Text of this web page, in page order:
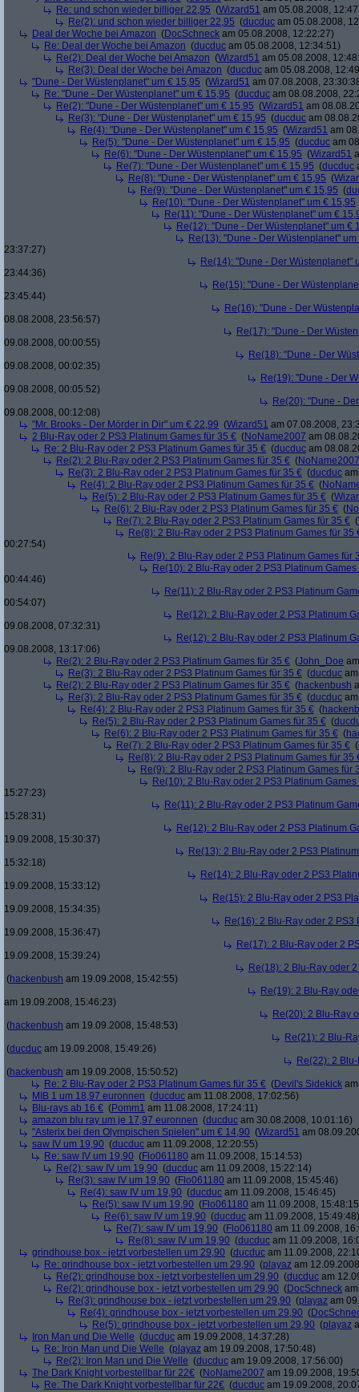
Re: und schon wieder billiger 22,95 (Wizard51 am 05.08.2008,
Re(2): und schon wieder billiger 22,95 (ducduc am 05.08.2008,
Deal der Woche bei Amazon (DocSchneck am 05.08.2008, 12:22:27)
Re: Deal der Woche bei Amazon (ducduc am 05.08.2008, 12:34:51)
Re(2): Deal der Woche bei Amazon (Wizard51 am 05.08.2008,
Re(3): Deal der Woche bei Amazon (ducduc am 05.08.2008,
"Dune - Der Wüstenplanet" um € 15,95 (Wizard51 am 07.08.2008,
Re: "Dune - Der Wüstenplanet" um € 15,95 (ducduc am 08.08.2008,
Re(2): "Dune - Der Wüstenplanet" um € 15,95 (Wizard51 am
Re(3): "Dune - Der Wüstenplanet" um € 15,95 (ducduc am
Re(4): "Dune - Der Wüstenplanet" um € 15,95 (Wizard51 am
Re(5): "Dune - Der Wüstenplanet" um € 15,95 (ducduc am
Re(6): "Dune - Der Wüstenplanet" um € 15,95 (Wizard51
Re(7): "Dune - Der Wüstenplanet" um € 15,95 (ducduc
Re(8): "Dune - Der Wüstenplanet" um € 15,95 (
Re(9): "Dune - Der Wüstenplanet" um € 15,95 (
Re(10): "Dune - Der Wüstenplanet" um € 15,95
Re(11): "Dune - Der Wüstenplanet" um €
Re(12): "Dune - Der Wüstenplanet" um €
Re(13): "Dune - Der Wüstenplanet"
23:37:27)
Re(14): "Dune - Der Wüstenplanet"
23:44:36)
Re(15): "Dune - Der
23:45:44)
Re(16): "Dune - Der
08.08.2008, 23:56:57)
Re(17): "Dune - Der
09.08.2008, 00:00:55)
Re(18): "Dune - Der
09.08.2008, 00:02:35)
Re(19): "Dune - Der
09.08.2008, 00:05:52)
Re(20): "Dune -
09.08.2008, 00:12:08)
"Mr. Brooks - Der Mörder in Dir" um € 22,99 (Wizard51 am 07.08.2008,
2 Blu-Ray oder 2 PS3 Platinum Games für 35 € (NoName2007 am
Re: 2 Blu-Ray oder 2 PS3 Platinum Games für 35 € (ducduc am
Re(2): 2 Blu-Ray oder 2 PS3 Platinum Games für 35 € (NoName2007
Re(3): 2 Blu-Ray oder 2 PS3 Platinum Games für 35 € (ducduc
Re(4): 2 Blu-Ray oder 2 PS3 Platinum Games für 35 € (
Re(5): 2 Blu-Ray oder 2 PS3 Platinum Games für 35 € (
Re(6): 2 Blu-Ray oder 2 PS3 Platinum Games für 35 € (
Re(7): 2 Blu-Ray oder 2 PS3 Platinum Games für 35 € (
Re(8): 2 Blu-Ray oder 2 PS3 Platinum Games für 35
00:27:54)
Re(9): 2 Blu-Ray oder 2 PS3 Platinum Games für
Re(10): 2 Blu-Ray oder 2 PS3 Platinum Games
00:44:46)
Re(11): 2 Blu-Ray oder 2 PS3 Platinum
00:54:07)
Re(12): 2 Blu-Ray oder 2 PS3 Platinum
09.08.2008, 07:32:31)
Re(12): 2 Blu-Ray oder 2 PS3 Platinum
09.08.2008, 13:17:06)
Re(2): 2 Blu-Ray oder 2 PS3 Platinum Games für 35 € (John_Doe
Re(3): 2 Blu-Ray oder 2 PS3 Platinum Games für 35 € (ducduc
Re(2): 2 Blu-Ray oder 2 PS3 Platinum Games für 35 € (hackenbush
Re(3): 2 Blu-Ray oder 2 PS3 Platinum Games für 35 € (ducduc
Re(4): 2 Blu-Ray oder 2 PS3 Platinum Games für 35 € (
Re(5): 2 Blu-Ray oder 2 PS3 Platinum Games für 35 € (
Re(6): 2 Blu-Ray oder 2 PS3 Platinum Games für 35 € (
Re(7): 2 Blu-Ray oder 2 PS3 Platinum Games für 35 € (
Re(8): 2 Blu-Ray oder 2 PS3 Platinum Games für 35
Re(9): 2 Blu-Ray oder 2 PS3 Platinum Games für
Re(10): 2 Blu-Ray oder 2 PS3 Platinum Games
15:27:23)
Re(11): 2 Blu-Ray oder 2 PS3 Platinum
15:28:31)
Re(12): 2 Blu-Ray oder 2 PS3 Platinum
19.09.2008, 15:30:37)
Re(13): 2 Blu-Ray oder 2 PS3
15:32:18)
Re(14): 2 Blu-Ray oder 2 PS3
19.09.2008, 15:33:12)
Re(15): 2 Blu-Ray oder 2 PS3
19.09.2008, 15:34:35)
Re(16): 2 Blu-Ray oder 2 PS3
19.09.2008, 15:36:47)
Re(17): 2 Blu-Ray oder 2
19.09.2008, 15:39:24)
Re(18): 2 Blu-Ray oder
(hackenbush am 19.09.2008, 15:42:55)
Re(19): 2 Blu-Ray
am 19.09.2008, 15:46:23)
Re(20): 2 Blu-Ray
(hackenbush am 19.09.2008, 15:48:53)
Re(21): 2 Blu-
(ducduc am 19.09.2008, 15:49:26)
Re(22): 2
(hackenbush am 19.09.2008, 15:50:52)
Re: 2 Blu-Ray oder 2 PS3 Platinum Games für 35 € (Devil's Sidekick
MIB 1 um 18,97 euronnen (ducduc am 11.08.2008, 17:02:56)
Blu-rays ab 16 € (Pomm1 am 11.08.2008, 17:24:11)
amazon blu ray um je 17,97 euronnen (ducduc am 30.08.2008, 10:01:16)
"Asterix bei den Olympischen Spielen" um € 14,90 (Wizard51 am
saw IV um 19,90 (ducduc am 11.09.2008, 12:20:55)
Re: saw IV um 19,90 (Flo061180 am 11.09.2008, 15:14:53)
Re(2): saw IV um 19,90 (ducduc am 11.09.2008, 15:22:14)
Re(3): saw IV um 19,90 (Flo061180 am 11.09.2008, 15:45:46)
Re(4): saw IV um 19,90 (ducduc am 11.09.2008, 15:46:45)
Re(5): saw IV um 19,90 (Flo061180 am 11.09.2008,
Re(6): saw IV um 19,90 (ducduc am 11.09.2008, 15:49:48)
Re(7): saw IV um 19,90 (Flo061180 am 11.09.2008,
Re(8): saw IV um 19,90 (ducduc am 11.09.2008,
grindhouse box - jetzt vorbestellen um 29,90 (ducduc am 11.09.2008,
Re: grindhouse box - jetzt vorbestellen um 29,90 (playaz am
Re(2): grindhouse box - jetzt vorbestellen um 29,90 (ducduc am
Re(2): grindhouse box - jetzt vorbestellen um 29,90 (DocSchneck
Re(3): grindhouse box - jetzt vorbestellen um 29,90 (playaz am
Re(4): grindhouse box - jetzt vorbestellen um 29,90 (
Re(5): grindhouse box - jetzt vorbestellen um 29,90 (playaz
Iron Man und Die Welle (ducduc am 19.09.2008, 14:37:28)
Re: Iron Man und Die Welle (playaz am 19.09.2008, 17:50:48)
Re(2): Iron Man und Die Welle (ducduc am 19.09.2008, 17:56:00)
The Dark Knight vorbestellbar für 22€ (NoName2007 am 19.09.2008,
Re: The Dark Knight vorbestellbar für 22€ (ducduc am 19.09.2008,